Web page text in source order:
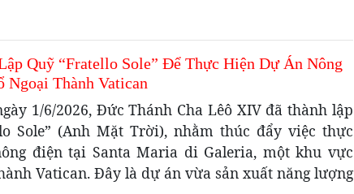
Quỹ “Fratello Sole” Để Thực Hiện Dự Án Nông
Ngoại Thành Vatican
1/6/2026, Đức Thánh Cha Lêô XIV đã thành lập
Sole” (Anh Mặt Trời), nhằm thúc đẩy việc thực
điện tại Santa Maria di Galeria, một khu vực
Vatican. Đây là dự án vừa sản xuất năng lượng